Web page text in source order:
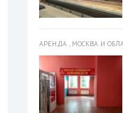
АРЕНДА , МОСКВА И